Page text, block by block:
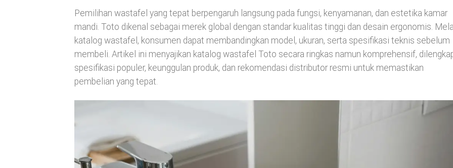
Pemilihan wastafel yang tepat berpengaruh langsung pada fungsi, kenyamanan, dan estetika kamar
mandi. Toto dikenal sebagai merek global dengan standar kualitas tinggi dan desain ergonomis.
katalog wastafel, konsumen dapat membandingkan model, ukuran, serta spesifikasi teknis sebelum
membeli. Artikel ini menyajikan katalog wastafel Toto secara ringkas namun komprehensif,
spesifikasi populer, keunggulan produk, dan rekomendasi distributor resmi untuk memastikan
pembelian yang tepat.